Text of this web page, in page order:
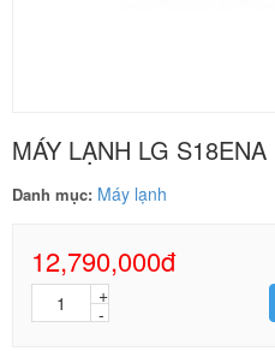
MÁY LẠNH LG S18ENA
Danh mục: Máy lạnh
12,790,000đ